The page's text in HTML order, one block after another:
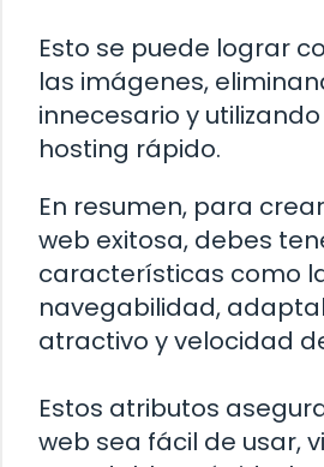
Esto se puede lograr
las imágenes,
innecesario y
hosting rápido.
En resumen, para
web exitosa, debes
características como
navegabilidad,
atractivo y velocidad
Estos atributos
web sea fácil de usar,